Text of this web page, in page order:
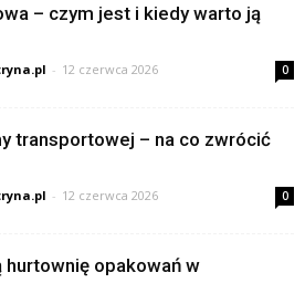
– czym jest i kiedy warto ją
- 12 czerwca 2026 0
transportowej – na co zwrócić
- 12 czerwca 2026 0
opakowań w